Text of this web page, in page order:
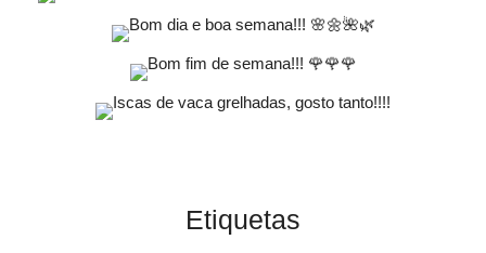
Etiquetas